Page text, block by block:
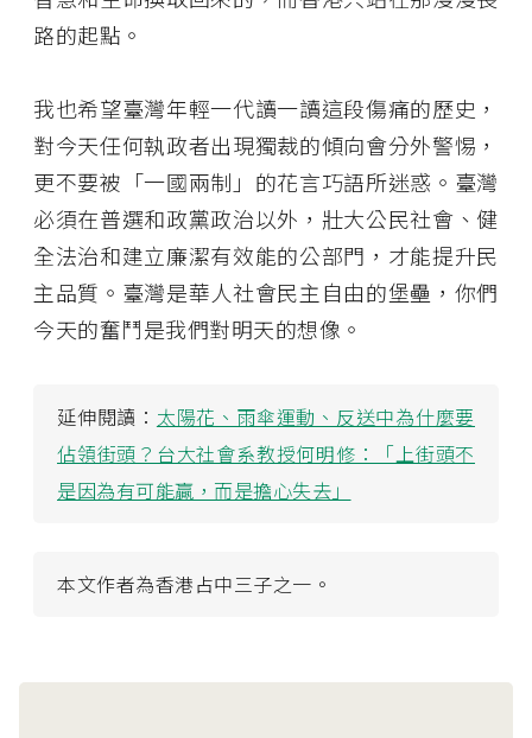
路的起點。
我也希望臺灣年輕一代讀一讀這段傷痛的歷史，
對今天任何執政者出現獨裁的傾向會分外警惕，
更不要被「一國兩制」的花言巧語所迷惑。臺灣
必須在普選和政黨政治以外，壯大公民社會、健
全法治和建立廉潔有效能的公部門，才能提升民
主品質。臺灣是華人社會民主自由的堡壘，你們
今天的奮鬥是我們對明天的想像。
延伸閱讀： 太陽花、雨傘運動、反送中為什麼要
佔領街頭？台大社會系教授何明修：「上街頭不
是因為有可能贏，而是擔心失去」
本文作者為香港占中三子之一。